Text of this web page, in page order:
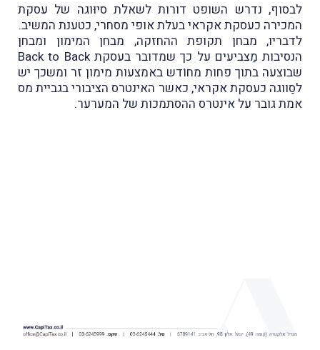
לבסוף, נדרש השופט דורות לשאלת סיוּוגה של עסקת
המכירה כעסקת אקראי בעלת אופי מסחרי, כטענת המשיב.
לדבריו, מבחן תקופת ההחזקה, מבחן המימון ומבחן
הנסיבות מַצביעים על כך שמדובר בעסקת Back to Back
שבוצעה בתוך פחות מחוֹדש באמצעות מימון זר ומשכך יש
לסַווגה כעסקת אקראי, כאשר האינטרס הציבורי בגביית מס
אמת גובר על אינטרס ההסתמכות של המערער.